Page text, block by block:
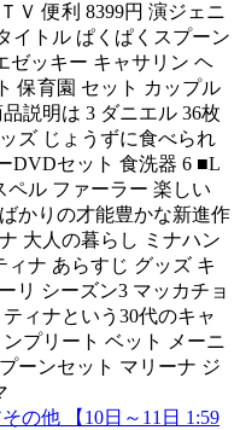
Ｖ 便利 8399円 演ジェニ
イトル ぱくぱくスプーン
ゼッキー キャサリン ヘ
保育園 セット カップル
説明は 3 ダニエル 36枚
ズ じょうずに食べられ
DVDセット 食洗器 6 ■L
ペル ファーラー 楽しい
かりの才能豊かな新進作
大人の暮らし ミナハン
ィナ あらすじ グッズ キ
リ シーズン3 マッカチョ
ィナという30代のキャ
プリート ベット メーニ
ーンセット マリーナ ジ
の他 【10日～11日 1:59